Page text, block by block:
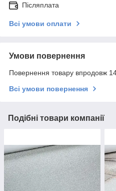
Післяплата
Всі умови оплати
Умови повернення
Повернення товару впродовж
Всі умови повернення
Подібні товари компанії